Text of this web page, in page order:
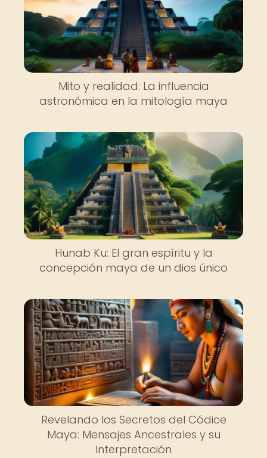
Mito y realidad: La influencia
astronómica en la mitología maya
Hunab Ku: El gran espíritu y la
concepción maya de un dios único
Revelando los Secretos del Códice
Maya: Mensajes Ancestrales y su
Interpretación